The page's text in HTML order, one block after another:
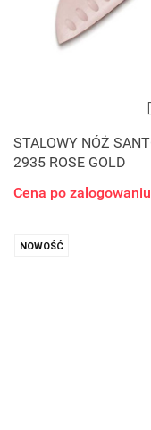
STALOWY NÓŻ
2935 ROSE GOLD
Cena po zalogowaniu
NOWOŚĆ